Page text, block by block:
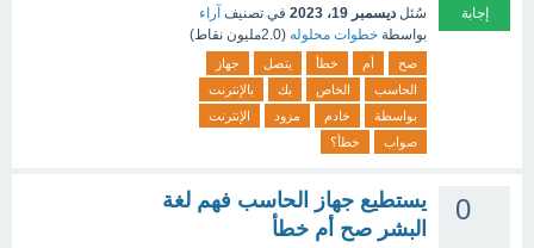
إجابة سُئل ديسمبر 19، 2023 في تصنيف آراء
بواسطة خطوات محلوله (2.0مليون نقاط)
صح أم خطأ يتصل
جهاز
الحاسب
الخاص بك
بالإنترنت
بواسطة
خادم مزود
الإنترنت
صواب
خطأ؟
0
يستطيع جهاز الحاسب فهم لغة
البشر صح أم خطأ